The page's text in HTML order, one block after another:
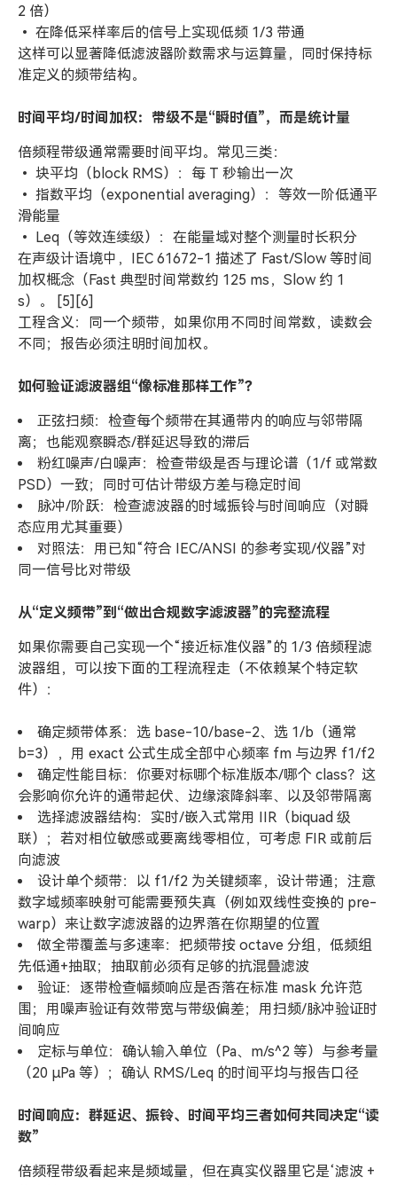
2 倍）
• 在降低采样率后的信号上实现低频 1/3 带通
这样可以显著降低滤波器阶数需求与运算量，同时保持标
准定义的频带结构。
时间平均/时间加权：带级不是“瞬时值”，而是统计量
倍频程带级通常需要时间平均。常见三类：
• 块平均（block RMS）：每 T 秒输出一次
• 指数平均（exponential averaging）：等效一阶低通平
滑能量
• Leq（等效连续级）：在能量域对整个测量时长积分
在声级计语境中，IEC 61672-1 描述了 Fast/Slow 等时间
加权概念（Fast 典型时间常数约 125 ms，Slow 约 1
s）。 [5][6]
工程含义：同一个频带，如果你用不同时间常数，读数会
不同；报告必须注明时间加权。
如何验证滤波器组“像标准那样工作”？
正弦扫频：检查每个频带在其通带内的响应与邻带隔
离；也能观察瞬态/群延迟导致的滞后
粉红噪声/白噪声：检查带级是否与理论谱（1/f 或常数
PSD）一致；同时可估计带级方差与稳定时间
脉冲/阶跃：检查滤波器的时域振铃与时间响应（对瞬
态应用尤其重要）
对照法：用已知“符合 IEC/ANSI 的参考实现/仪器”对
同一信号比对带级
从“定义频带”到“做出合规数字滤波器”的完整流程
如果你需要自己实现一个“接近标准仪器”的 1/3 倍频程滤
波器组，可以按下面的工程流程走（不依赖某个特定软
件）：
确定频带体系：选 base-10/base-2、选 1/b（通常
b=3），用 exact 公式生成全部中心频率 fm 与边界 f1/f2
确定性能目标：你要对标哪个标准版本/哪个 class？这
会影响你允许的通带起伏、边缘滚降斜率、以及邻带隔离
选择滤波器结构：实时/嵌入式常用 IIR（biquad 级
联）；若对相位敏感或要离线零相位，可考虑 FIR 或前后
向滤波
设计单个频带：以 f1/f2 为关键频率，设计带通；注意
数字域频率映射可能需要预失真（例如双线性变换的 pre-
warp）来让数字滤波器的边界落在你期望的位置
做全带覆盖与多速率：把频带按 octave 分组，低频组
先低通+抽取；抽取前必须有足够的抗混叠滤波
验证：逐带检查幅频响应是否落在标准 mask 允许范
围；用噪声验证有效带宽与带级偏差；用扫频/脉冲验证时
间响应
定标与单位：确认输入单位（Pa、m/s^2 等）与参考量
（20 µPa 等）；确认 RMS/Leq 的时间平均与报告口径
时间响应：群延迟、振铃、时间平均三者如何共同决定“读
数”
倍频程带级看起来是频域量，但在真实仪器里它是‘滤波 +